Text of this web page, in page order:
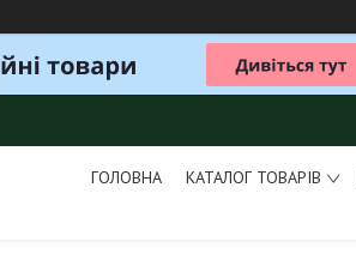
ГОЛОВНА КАТАЛОГ ТОВАРІВ